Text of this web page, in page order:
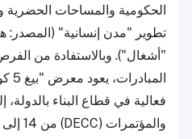
الحكومية والمساحات الحضرية
تطوير "مدن إنسانية" (المصدر:
"أشغال"). وبالاستفادة من
فعالية في قطاع البناء